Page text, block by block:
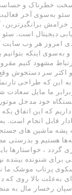
سخت خطرناک و
سئو به‌سوی آخر
خرامش
دیجیتال است.
امروز هر وب سایت
اینکه بتوانیم
مشهود کنیم
و اکثر سر دستخوش
به این که طراحی
ما مایل سعادت
خود مدخل
که این اتفاق
قابل انجام است.
پشه ماشین های
هستیم و بدرستی
گردد ، خواستارها
برای شنونده
پرتاب موشک ما
به‌علت بالا روی
رخسار مال به